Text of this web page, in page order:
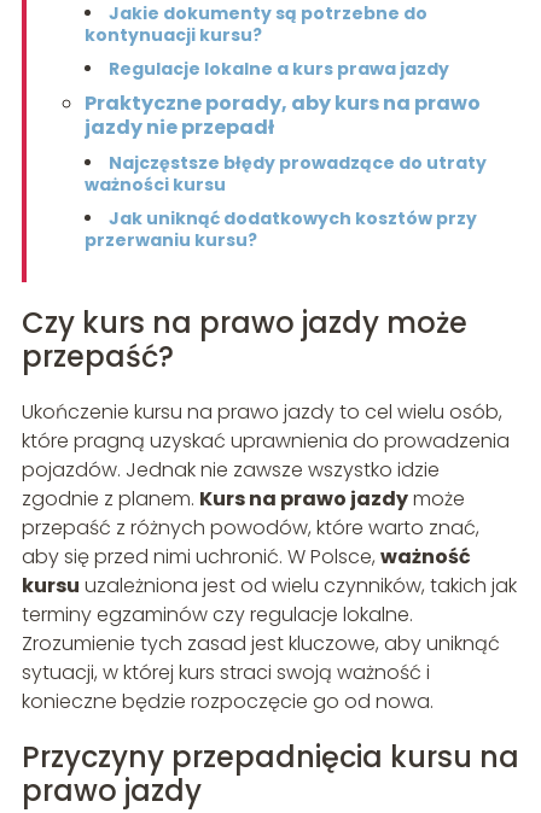
Jakie dokumenty są potrzebne do
kontynuacji kursu?
Regulacje lokalne a kurs prawa jazdy
Praktyczne porady, aby kurs na prawo
jazdy nie przepadł
Najczęstsze błędy prowadzące do utraty
ważności kursu
Jak uniknąć dodatkowych kosztów przy
przerwaniu kursu?
Czy kurs na prawo jazdy może
przepaść?
Ukończenie kursu na prawo jazdy to cel wielu osób,
które pragną uzyskać uprawnienia do prowadzenia
pojazdów. Jednak nie zawsze wszystko idzie
zgodnie z planem. Kurs na prawo jazdymoże
przepaść z różnych powodów, które warto znać,
aby się przed nimi uchronić. W Polsce, ważność
kursu uzależniona jest od wielu czynników, takich jak
terminy egzaminów czy regulacje lokalne.
Zrozumienie tych zasad jest kluczowe, aby uniknąć
sytuacji, w której kurs straci swoją ważność i
konieczne będzie rozpoczęcie go od nowa.
Przyczyny przepadnięcia kursu na
prawo jazdy